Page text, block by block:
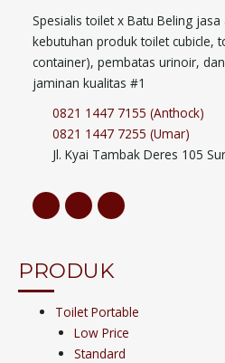
Spesialis toilet x Batu Beling
kebutuhan produk toilet cubicle,
container), pembatas urinoir,
jaminan kualitas #1
0821 1447 7155 (Anthock)
0821 1447 7255 (Umar)
Jl. Kyai Tambak Deres 105
PRODUK
Toilet Portable
Low Price
Standard